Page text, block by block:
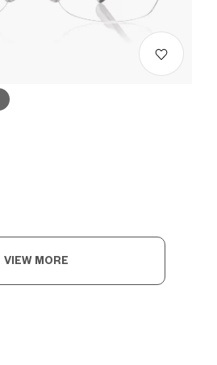
VIEW MORE